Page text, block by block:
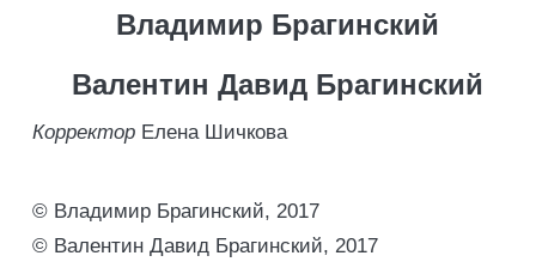
Владимир Брагинский
Валентин Давид Брагинский
Корректор Елена Шичкова
© Владимир Брагинский, 2017
© Валентин Давид Брагинский, 2017